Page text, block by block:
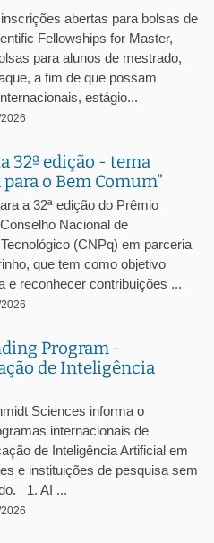
abertas para bolsas de
Fellowships for Master,
para alunos de mestrado,
a fim de que possam
estágio...
32ª edição - tema
o Bem Comum”
a 32ª edição do Prêmio
Nacional de
(CNPq) em parceria
que tem como objetivo
e reconhecer contribuições ...
Program -
de Inteligência
Sciences informa o
internacionais de
de Inteligência Artificial em
e instituições de pesquisa sem
1. AI ...